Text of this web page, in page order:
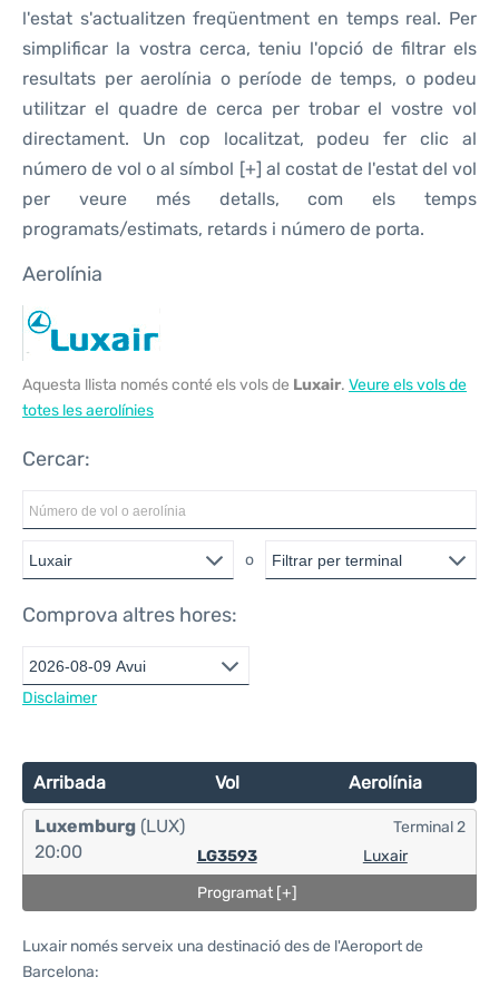
l'estat s'actualitzen freqüentment en temps real. Per
simplificar la vostra cerca, teniu l'opció de filtrar els
resultats per aerolínia o període de temps, o podeu
utilitzar el quadre de cerca per trobar el vostre vol
directament. Un cop localitzat, podeu fer clic al
número de vol o al símbol [+] al costat de l'estat del vol
per veure més detalls, com els temps
programats/estimats, retards i número de porta.
Aerolínia
Aquesta llista només conté els vols de Luxair. Veure els vols de
totes les aerolínies
Cercar:
o
Comprova altres hores:
Disclaimer
Arribada Vol Aerolínia
Luxemburg (LUX)
20:00
LG3593 Luxair
Terminal 2
Programat [+]
Luxair només serveix una destinació des de l'Aeroport de
Barcelona: